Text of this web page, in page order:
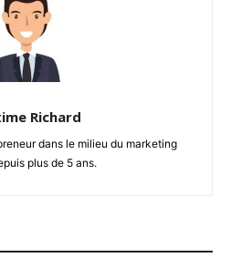
Richard
dans le milieu du marketing
plus de 5 ans.